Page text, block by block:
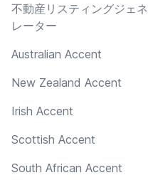
不動産リスティングジェネ
レーター
Australian Accent
New Zealand Accent
Irish Accent
Scottish Accent
South African Accent